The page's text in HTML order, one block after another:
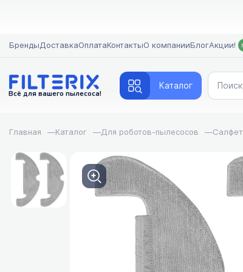
БрендыДоставкаОплатаКонтактыО компанииБлогАкции!
Всё для вашего пылесоса!
Каталог
Главная —Каталог —Для роботов-пылесосов —